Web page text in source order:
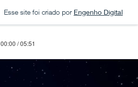
Esse site foi criado por Engenho Digital
00:00 / 05:51